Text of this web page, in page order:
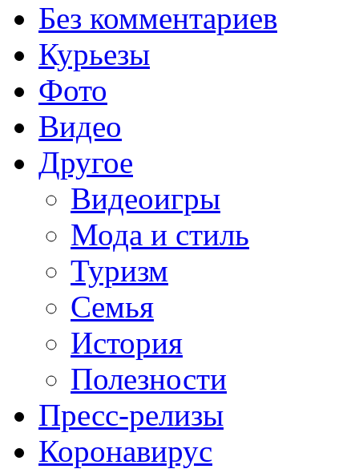
Без комментариев
Курьезы
Фото
Видео
Другое
Видеоигры
Мода и стиль
Туризм
Семья
История
Полезности
Пресс-релизы
Коронавирус